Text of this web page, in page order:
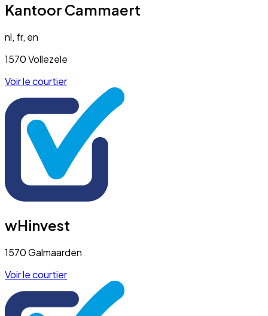
Kantoor Cammaert
nl, fr, en
1570 Vollezele
Voir le courtier
wHinvest
1570 Galmaarden
Voir le courtier